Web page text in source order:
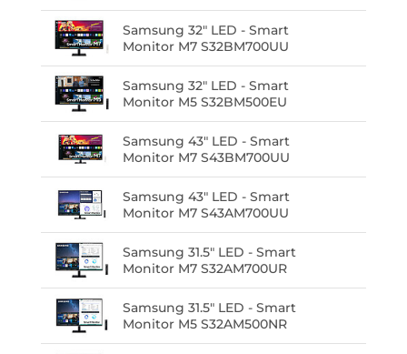
Samsung 32" LED - Smart
Monitor M7 S32BM700UU
Samsung 32" LED - Smart
Monitor M5 S32BM500EU
Samsung 43" LED - Smart
Monitor M7 S43BM700UU
Samsung 43" LED - Smart
Monitor M7 S43AM700UU
Samsung 31.5" LED - Smart
Monitor M7 S32AM700UR
Samsung 31.5" LED - Smart
Monitor M5 S32AM500NR